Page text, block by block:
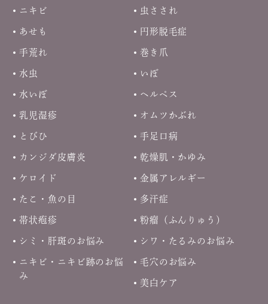
ニキビ 虫さされ
あせも 円形脱毛症
手荒れ 巻き爪
水虫 いぼ
水いぼ ヘルペス
乳児湿疹 オムツかぶれ
とびひ 手足口病
カンジダ皮膚炎 乾燥肌・かゆみ
ケロイド 金属アレルギー
たこ・魚の目 多汗症
帯状疱疹 粉瘤（ふんりゅう）
シミ・肝斑のお悩み シワ・たるみのお悩み
ニキビ・ニキビ跡のお悩
み
毛穴のお悩み
美白ケア